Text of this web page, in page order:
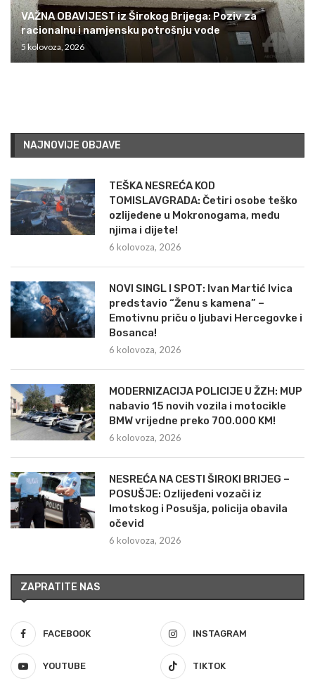
VAŽNA OBAVIJEST iz Širokog Brijega: Poziv za
racionalnu i namjensku potrošnju vode
5 kolovoza, 2026
NAJNOVIJE OBJAVE
TEŠKA NESREĆA KOD
TOMISLAVGRADA: Četiri osobe teško
ozlijeđene u Mokronogama, među
njima i dijete!
6 kolovoza, 2026
NOVI SINGL I SPOT: Ivan Martić Ivica
predstavio “Ženu s kamena” –
Emotivnu priču o ljubavi Hercegovke i
Bosanca!
6 kolovoza, 2026
MODERNIZACIJA POLICIJE U ŽZH: MUP
nabavio 15 novih vozila i motocikle
BMW vrijedne preko 700.000 KM!
6 kolovoza, 2026
NESREĆA NA CESTI ŠIROKI BRIJEG –
POSUŠJE: Ozlijeđeni vozači iz
Imotskog i Posušja, policija obavila
očevid
6 kolovoza, 2026
ZAPRATITE NAS
FACEBOOK INSTAGRAM
YOUTUBE TIKTOK